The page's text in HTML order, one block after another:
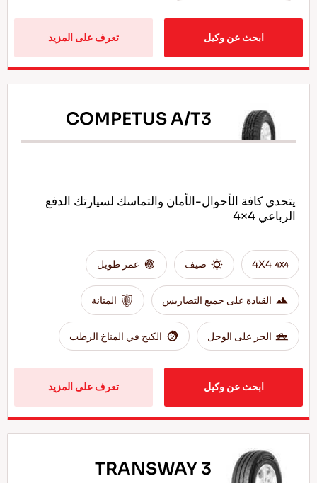
ابحث عن وكيل تعرف على المزيد
COMPETUS A/T3
يتحدي كافة الأحوال-الأمان والتماسك لسيارتك الدفع
الرباعي 4×4
4X4 صيف عمر طويل
القيادة على جميع التضاريس المتانة
الجر على الوحل الكبح في المناخ الرطب
ابحث عن وكيل تعرف على المزيد
TRANSWAY 3